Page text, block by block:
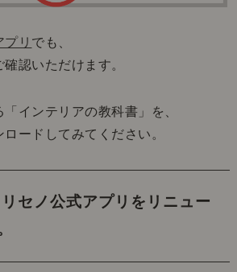
プリ でも、
認いただけます。
インテリアの教科書」を、
ードしてみてください。
リセノ公式アプリをリニュー